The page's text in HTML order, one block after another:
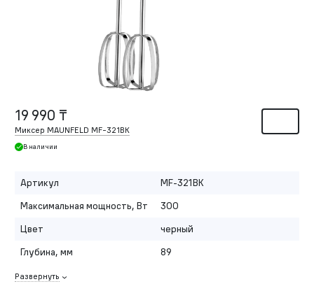
19 990 ₸
Миксер MAUNFELD MF-321BK
В наличии
Артикул
MF-321BK
Максимальная мощность, Вт
300
Цвет
черный
Глубина, мм
89
Развернуть